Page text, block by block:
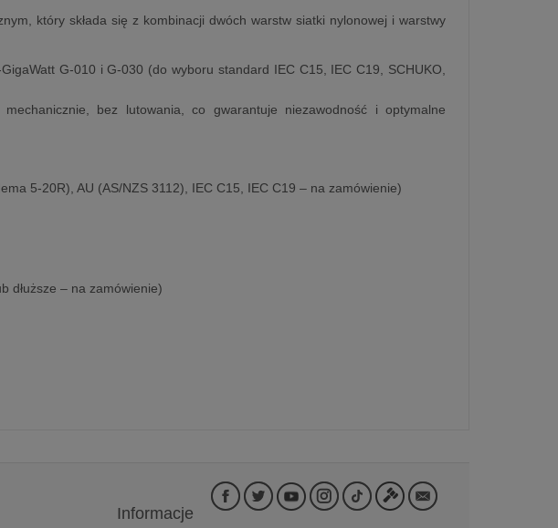
który składa się z kombinacji dwóch warstw siatki nylonowej i warstwy
G-010 i G-030 (do wyboru standard IEC C15, IEC C19, SCHUKO,
bez lutowania, co gwarantuje niezawodność i optymalne
5-20R), AU (AS/NZS 3112), IEC C15, IEC C19 – na zamówienie)
dłuższe – na zamówienie)
Informacje